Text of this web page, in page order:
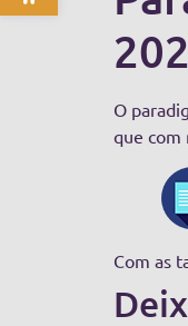
O
que com
Com as